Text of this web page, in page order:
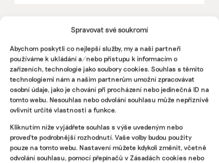
Spravovat své soukromí
Abychom poskytli co nejlepší služby, my a naši partneři
používáme k ukládání a/nebo přístupu k informacím o
zařízeních, technologie jako soubory cookies. Souhlas s těmito
technologiemi nám a našim partnerům umožní zpracovávat
osobní údaje, jako je chování při procházení nebo jedinečná ID na
tomto webu. Nesouhlas nebo odvolání souhlasu může nepříznivě
ovlivnit určité vlastnosti a funkce.
Kliknutím níže vyjádřete souhlas s výše uvedeným nebo
proveďte podrobnější rozhodnutí. Vaše volby budou použity
pouze na tomto webu. Nastavení můžete kdykoli změnit, včetně
odvolání souhlasu, pomocí přepínačů v Zásadách cookies nebo
PODOBNÉ PŘÍSPĚVKY
Udržitelnost,
umění i
komunitní
Konference
SustainSport
představí, jak
Jak přestat
hrát ruletu s
cenami energií